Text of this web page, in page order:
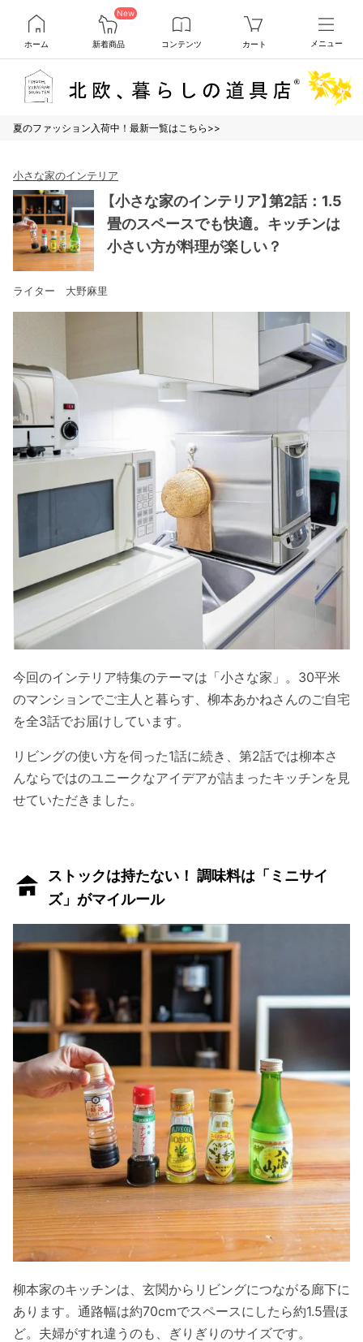
ホーム
New
新着商品 コンテンツ カート メニュー
夏のファッション入荷中！最新一覧はこちら>>
小さな家のインテリア
【小さな家のインテリア】第2話：1.5
畳のスペースでも快適。キッチンは
小さい方が料理が楽しい？
ライター 大野麻里
今回のインテリア特集のテーマは「小さな家」。30平米
のマンションでご主人と暮らす、柳本あかねさんのご自宅
を全3話でお届けしています。
リビングの使い方を伺った1話に続き、第2話では柳本さ
んならではのユニークなアイデアが詰まったキッチンを見
せていただきました。
ストックは持たない！ 調味料は「ミニサイ
ズ」がマイルール
柳本家のキッチンは、玄関からリビングにつながる廊下に
あります。通路幅は約70cmでスペースにしたら約1.5畳ほ
ど。夫婦がすれ違うのも、ぎりぎりのサイズです。